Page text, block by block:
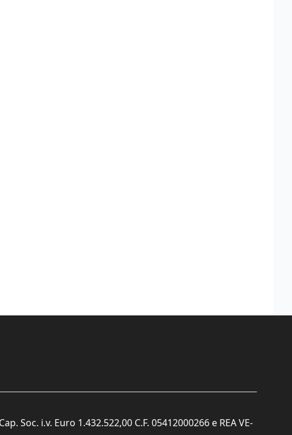
Soc. i.v. Euro 1.432.522,00 C.F. 05412000266 e REA VE-